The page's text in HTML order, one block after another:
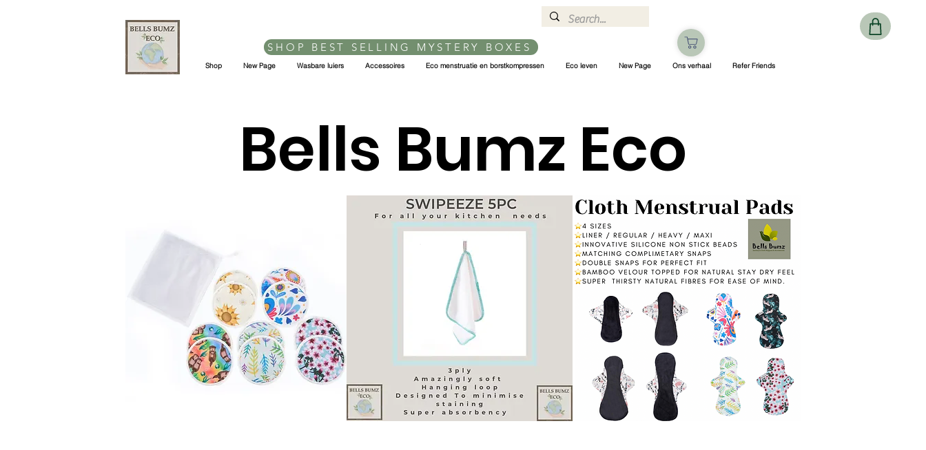
SHOP BEST SELLING MYSTERY BOXES
Shop New Page Wasbare luiers Accessoires Eco menstruatie en borstkompressen Eco leven New Page Ons verhaal Refer Friends
Bells Bumz Eco